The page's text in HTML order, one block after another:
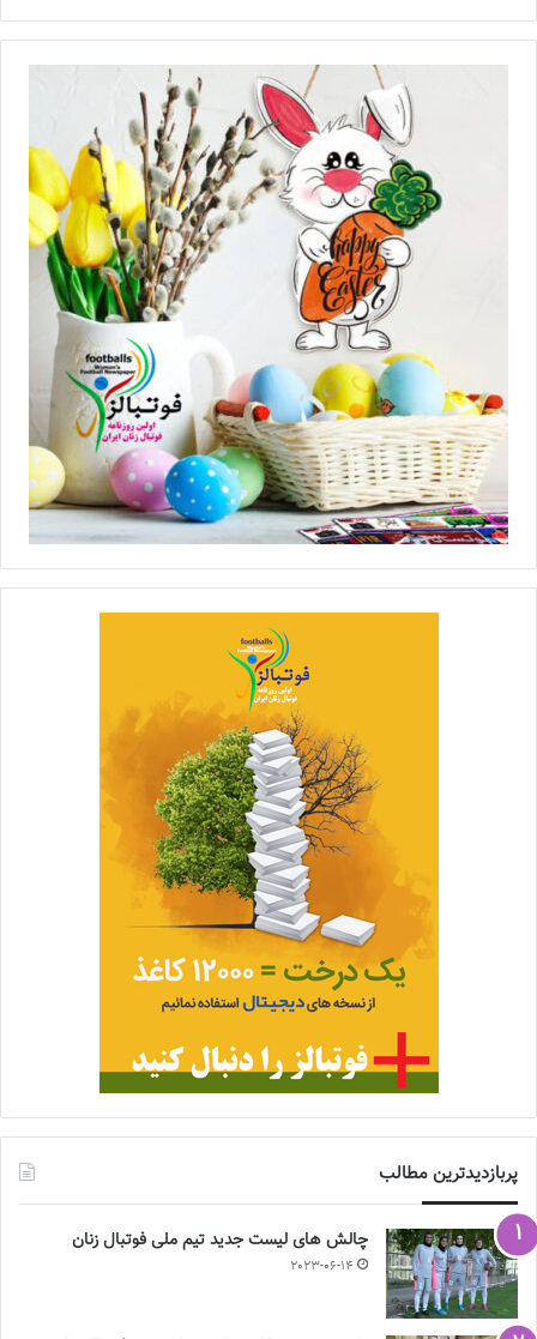
پربازدیدترین مطالب
چالش هاى ليست جدید تيم ملى فوتبال زنان
2023-06-14